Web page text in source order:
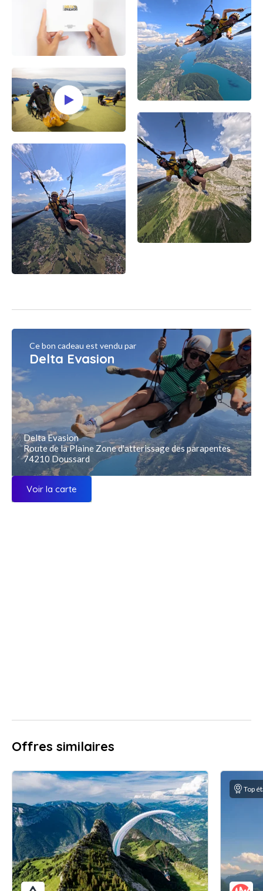
Ce bon cadeau est vendu par
Delta Evasion
Delta Evasion
Route de la Plaine Zone d'atterissage des parapentes
74210 Doussard
Voir la carte
Offres similaires
Top